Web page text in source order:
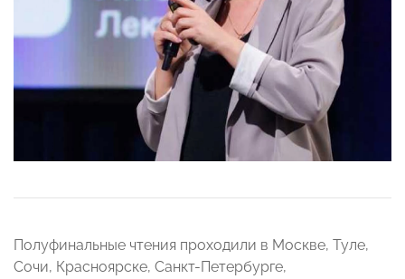
Полуфинальные чтения проходили в Москве, Туле,
Сочи, Красноярске, Санкт-Петербурге,